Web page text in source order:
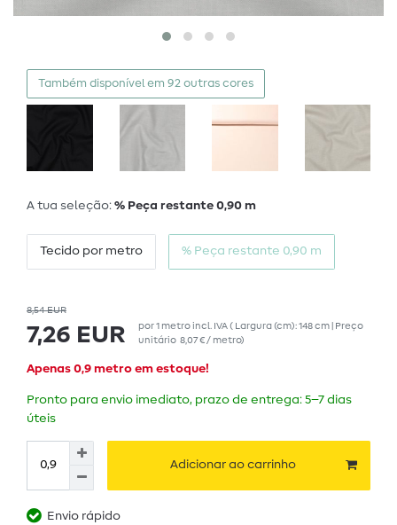
Também disponível em 92 outras cores
A tua seleção: % Peça restante 0,90 m
Tecido por metro % Peça restante 0,90 m
8,54 EUR
7,26 EUR por1 metroincl. IVA( Largura (cm): 148 cm | Preço
unitário 8,07 € / metro)
Apenas 0,9 metro em estoque!
Pronto para envio imediato, prazo de entrega: 5–7 dias
úteis
Adicionar ao carrinho
Envio rápido